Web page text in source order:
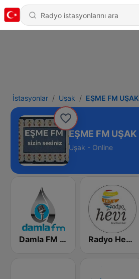
İstasyonlar Uşak EŞME FM UŞAK
EŞME FM UŞAK
Uşak - Online
Damla FM 87.5 Radyo Hevi 107.8